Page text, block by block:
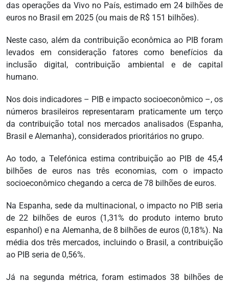
das operações da Vivo no País, estimado em 24 bilhões de
euros no Brasil em 2025 (ou mais de R$ 151 bilhões).
Neste caso, além da contribuição econômica ao PIB foram
levados em consideração fatores como benefícios da
inclusão digital, contribuição ambiental e de capital
humano.
Nos dois indicadores – PIB e impacto socioeconômico –, os
números brasileiros representaram praticamente um terço
da contribuição total nos mercados analisados (Espanha,
Brasil e Alemanha), considerados prioritários no grupo.
Ao todo, a Telefónica estima contribuição ao PIB de 45,4
bilhões de euros nas três economias, com o impacto
socioeconômico chegando a cerca de 78 bilhões de euros.
Na Espanha, sede da multinacional, o impacto no PIB seria
de 22 bilhões de euros (1,31% do produto interno bruto
espanhol) e na Alemanha, de 8 bilhões de euros (0,18%). Na
média dos três mercados, incluindo o Brasil, a contribuição
ao PIB seria de 0,56%.
Já na segunda métrica, foram estimados 38 bilhões de